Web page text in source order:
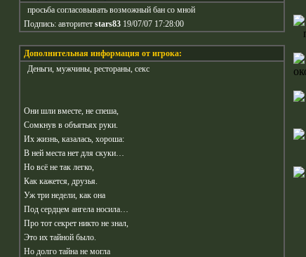
просьба согласовывать возможный бан со мной
Подпись: авторитет stars83 19/07/07 17:28:00
Дополнительная информация от игрока:
Деньги, мужчины, рестораны, секс
Они шли вместе, не спеша,
Сомкнув в объятьях руки.
Их жизнь, казалась, хороша:
В ней места нет для скуки…
Но всё не так легко,
Как кажется, друзья.
Уж три недели, как она
Под сердцем ангела носила…
Про тот секрет никто не знал,
Это их тайной было.
Но долго тайна не могла